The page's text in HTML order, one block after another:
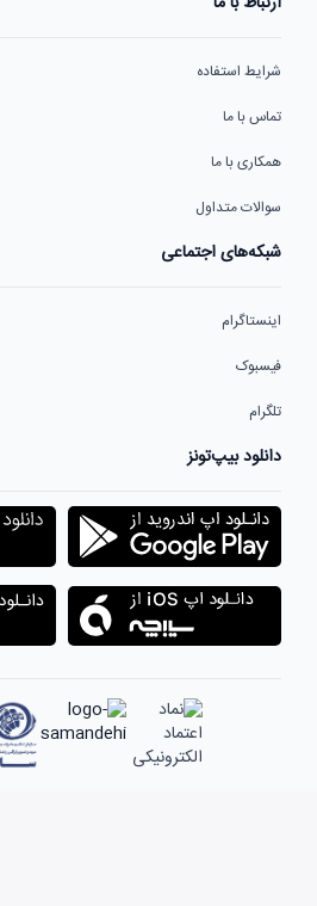
شرایط استفاده
تماس با ما
همکاری با ما
سوالات متداول
شبکه‌های اجتماعی
اینستاگرام
فیسبوک
تلگرام
دانلود بیپ‌تونز